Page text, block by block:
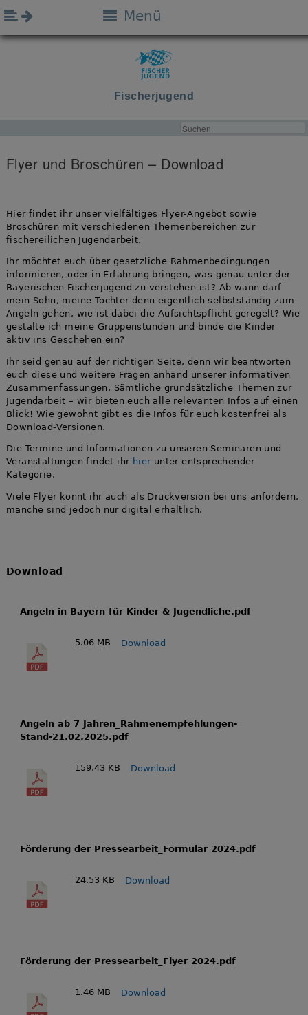
Fischerjugend
Menü
Flyer und Broschüren – Download
Hier findet ihr unser vielfältiges Flyer-Angebot sowie
Broschüren mit verschiedenen Themenbereichen zur
fischereilichen Jugendarbeit.
Ihr möchtet euch über gesetzliche Rahmenbedingungen
informieren, oder in Erfahrung bringen, was genau unter der
Bayerischen Fischerjugend zu verstehen ist? Ab wann darf
mein Sohn, meine Tochter denn eigentlich selbstständig zum
Angeln gehen, wie ist dabei die Aufsichtspflicht geregelt? Wie
gestalte ich meine Gruppenstunden und binde die Kinder
aktiv ins Geschehen ein?
Ihr seid genau auf der richtigen Seite, denn wir beantworten
euch diese und weitere Fragen anhand unserer informativen
Zusammenfassungen. Sämtliche grundsätzliche Themen zur
Jugendarbeit – wir bieten euch alle relevanten Infos auf einen
Blick! Wie gewohnt gibt es die Infos für euch kostenfrei als
Download-Versionen.
Die Termine und Informationen zu unseren Seminaren und
Veranstaltungen findet ihr hierunter entsprechender
Kategorie.
Viele Flyer könnt ihr auch als Druckversion bei uns anfordern,
manche sind jedoch nur digital erhältlich.
Download
Angeln in Bayern für Kinder & Jugendliche.pdf
5.06 MB Download
Angeln ab 7 Jahren_Rahmenempfehlungen-
Stand-21.02.2025.pdf
159.43 KB Download
Förderung der Pressearbeit_Formular 2024.pdf
24.53 KB Download
Förderung der Pressearbeit_Flyer 2024.pdf
1.46 MB Download